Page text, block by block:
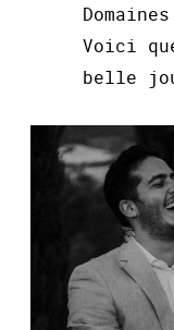
Voici
belle